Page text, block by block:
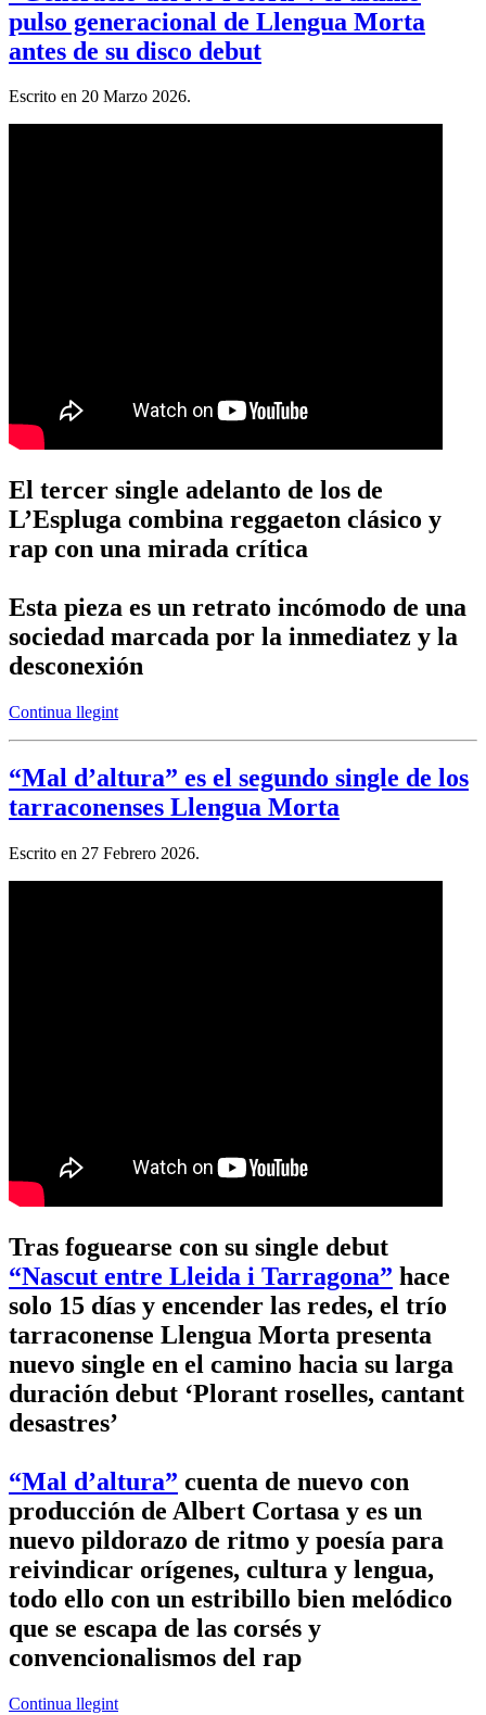
pulso generacional de Llengua Morta
antes de su disco debut
Escrito en 20 Marzo 2026.
El tercer single adelanto de los de
L’Espluga combina reggaeton clásico y
rap con una mirada crítica
Esta pieza es un retrato incómodo de una
sociedad marcada por la inmediatez y la
desconexión
Continua llegint
“Mal d’altura” es el segundo single de los
tarraconenses Llengua Morta
Escrito en 27 Febrero 2026.
Tras foguearse con su single debut
“Nascut entre Lleida i Tarragona” hace
solo 15 días y encender las redes, el trío
tarraconense Llengua Morta presenta
nuevo single en el camino hacia su larga
duración debut ‘Plorant roselles, cantant
desastres’
“Mal d’altura” cuenta de nuevo con
producción de Albert Cortasa y es un
nuevo pildorazo de ritmo y poesía para
reivindicar orígenes, cultura y lengua,
todo ello con un estribillo bien melódico
que se escapa de las corsés y
convencionalismos del rap
Continua llegint